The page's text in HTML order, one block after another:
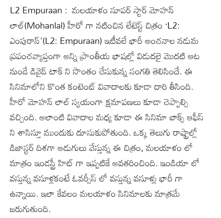
L2 Empuraan : మలయాళం సూపర్ స్టార్ మోహన్
లాల్(Mohanlal) హీరో గా నటించిన లేటెస్ట్ చిత్రం ‘L2:
ఎంపురాన్'(L2: Empuraan) ఇటీవలే భారీ అంచనాల నడుమ
ప్రపంచవ్యాప్తంగా అన్ని ప్రాంతీయ భాషల్లో విడుదలై మొదటి ఆట
నుండే డివైడ్ టాక్ ని సొంతం చేసుకున్న సంగతి తెలిసిందే. ఈ
సినిమాలోని కొంత కంటెంట్ వివాదాలకు కూడా దారి తీసింది.
హీరో మోహన్ లాల్ స్వయంగా క్షమాపణలు కూడా చెప్పాల్సి
వచ్చింది. అలాంటి వివాదాల మధ్య కూడా ఈ సినిమా బాక్స్ ఆఫీస్
ని శాసిస్తూ ముందుకు దూసుకుపోతుంది. ఒక్క తెలుగు రాష్ట్రాల్లో
డిజాస్టర్ దిశగా అడుగులు వేస్తున్న ఈ చిత్రం, మలయాళం లో
మాత్రం ఇండస్ట్రీ హిట్ గా ఇప్పటికే అవతరించింది. ఇండియా లో
వస్తున్న వసూళ్లకంటే ఓవర్సీస్ లో వస్తున్న వసూళ్లు భారీ గా
ఉన్నాయి. ఇలా కేవలం మలయాళం సినిమాలకు మాత్రమే
జరుగుతుంది.